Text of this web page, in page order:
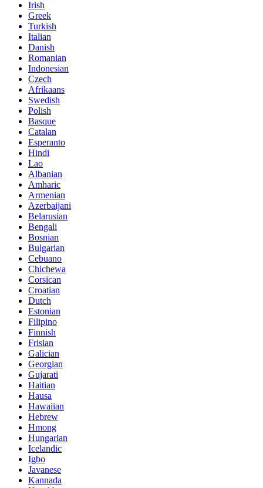
Irish
Greek
Turkish
Italian
Danish
Romanian
Indonesian
Czech
Afrikaans
Swedish
Polish
Basque
Catalan
Esperanto
Hindi
Lao
Albanian
Amharic
Armenian
Azerbaijani
Belarusian
Bengali
Bosnian
Bulgarian
Cebuano
Chichewa
Corsican
Croatian
Dutch
Estonian
Filipino
Finnish
Frisian
Galician
Georgian
Gujarati
Haitian
Hausa
Hawaiian
Hebrew
Hmong
Hungarian
Icelandic
Igbo
Javanese
Kannada